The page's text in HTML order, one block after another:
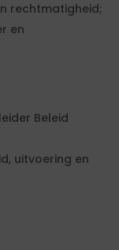
rechtmatigheid;
en
Beleid
uitvoering en